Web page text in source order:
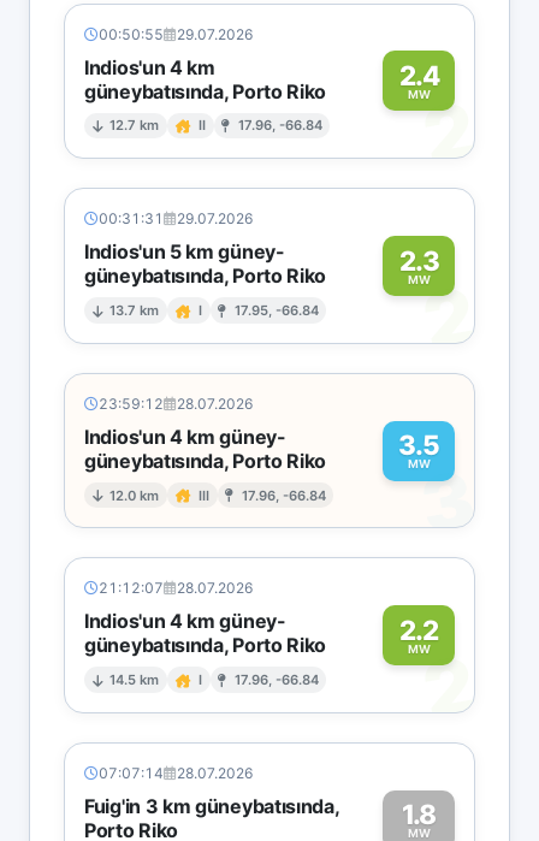
00:50:55 29.07.2026
Indios'un 4 km
güneybatısında, Porto Riko
12.7 km II 17.96, -66.84
2.4
MW2
00:31:31 29.07.2026
Indios'un 5 km güney-
güneybatısında, Porto Riko
13.7 km I 17.95, -66.84
2.3
MW2
23:59:12 28.07.2026
Indios'un 4 km güney-
güneybatısında, Porto Riko
12.0 km III 17.96, -66.84
3.5
MW
3
21:12:07 28.07.2026
Indios'un 4 km güney-
güneybatısında, Porto Riko
14.5 km I 17.96, -66.84
2.2
MW2
07:07:14 28.07.2026
Fuig'in 3 km güneybatısında,
Porto Riko
1.8
MW